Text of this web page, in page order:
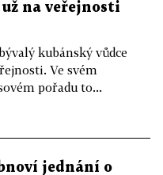
už na veřejnosti
kubánský vůdce
Ve svém
pořadu to...
jednání o